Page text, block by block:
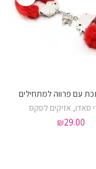
עם פרווה למתחילים
סאדו, אזיקים לסקס
₪29.00